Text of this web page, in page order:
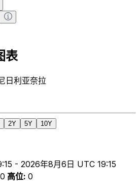
表
日利亚奈拉
2Y 5Y 10Y
- 2026年8月6日 UTC 19:15
0 高位: 0